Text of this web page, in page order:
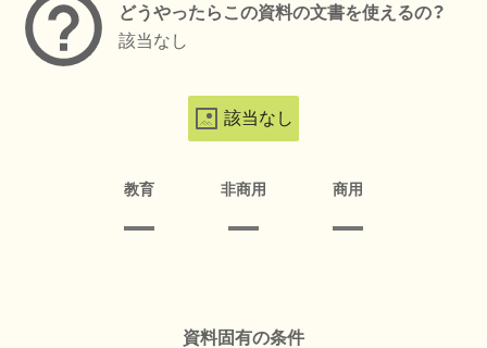
どうやったらこの資料の文書を使えるの？
該当なし
該当なし
教育 非商用 商用
資料固有の条件